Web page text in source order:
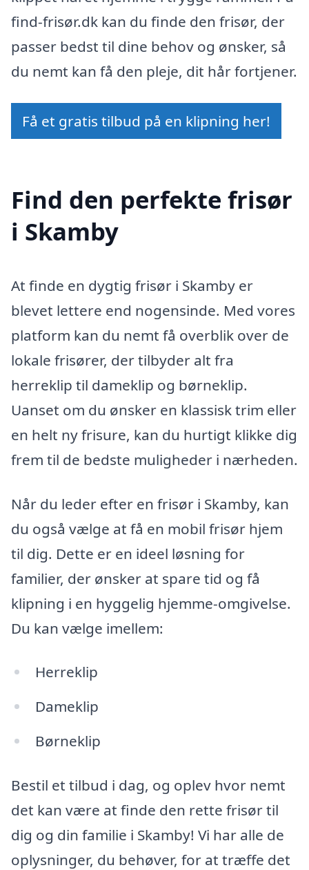
find-frisør.dk kan du finde den frisør, der
passer bedst til dine behov og ønsker, så
du nemt kan få den pleje, dit hår fortjener.
Få et gratis tilbud på en klipning her!
Find den perfekte frisør
i Skamby
At finde en dygtig frisør i Skamby er
blevet lettere end nogensinde. Med vores
platform kan du nemt få overblik over de
lokale frisører, der tilbyder alt fra
herreklip til dameklip og børneklip.
Uanset om du ønsker en klassisk trim eller
en helt ny frisure, kan du hurtigt klikke dig
frem til de bedste muligheder i nærheden.
Når du leder efter en frisør i Skamby, kan
du også vælge at få en mobil frisør hjem
til dig. Dette er en ideel løsning for
familier, der ønsker at spare tid og få
klipning i en hyggelig hjemme-omgivelse.
Du kan vælge imellem:
Herreklip
Dameklip
Børneklip
Bestil et tilbud i dag, og oplev hvor nemt
det kan være at finde den rette frisør til
dig og din familie i Skamby! Vi har alle de
oplysninger, du behøver, for at træffe det